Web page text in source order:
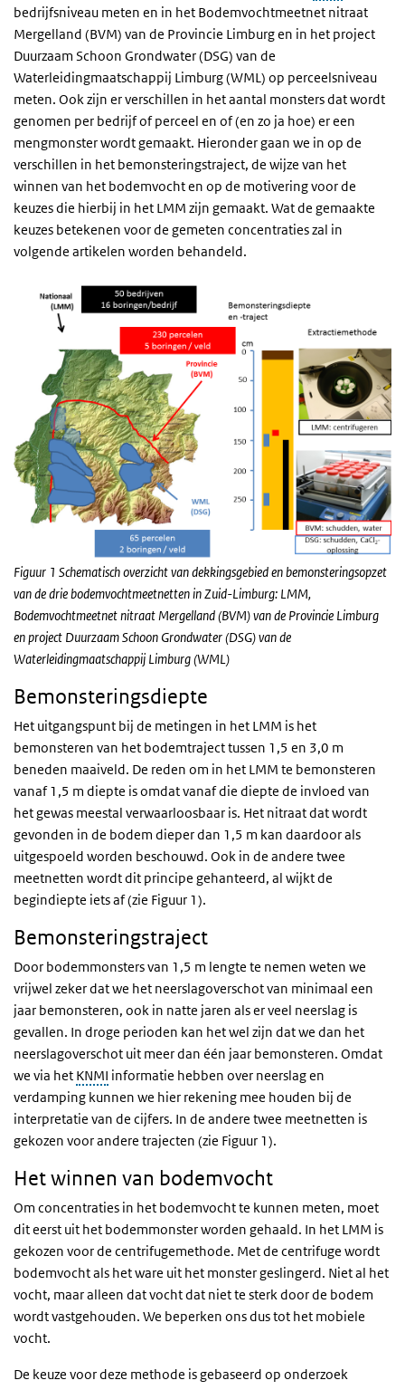
bedrijfsniveau meten en in het Bodemvochtmeetnet nitraat
Mergelland (BVM) van de Provincie Limburg en in het project
Duurzaam Schoon Grondwater (DSG) van de
Waterleidingmaatschappij Limburg (WML) op perceelsniveau
meten. Ook zijn er verschillen in het aantal monsters dat wordt
genomen per bedrijf of perceel en of (en zo ja hoe) er een
mengmonster wordt gemaakt. Hieronder gaan we in op de
verschillen in het bemonsteringstraject, de wijze van het
winnen van het bodemvocht en op de motivering voor de
keuzes die hierbij in het LMM zijn gemaakt. Wat de gemaakte
keuzes betekenen voor de gemeten concentraties zal in
volgende artikelen worden behandeld.
Figuur 1 Schematisch overzicht van dekkingsgebied en bemonsteringsopzet
van de drie bodemvochtmeetnetten in Zuid-Limburg: LMM,
Bodemvochtmeetnet nitraat Mergelland (BVM) van de Provincie Limburg
en project Duurzaam Schoon Grondwater (DSG) van de
Waterleidingmaatschappij Limburg (WML)
Bemonsteringsdiepte
Het uitgangspunt bij de metingen in het LMM is het
bemonsteren van het bodemtraject tussen 1,5 en 3,0 m
beneden maaiveld. De reden om in het LMM te bemonsteren
vanaf 1,5 m diepte is omdat vanaf die diepte de invloed van
het gewas meestal verwaarloosbaar is. Het nitraat dat wordt
gevonden in de bodem dieper dan 1,5 m kan daardoor als
uitgespoeld worden beschouwd. Ook in de andere twee
meetnetten wordt dit principe gehanteerd, al wijkt de
begindiepte iets af (zie Figuur 1).
Bemonsteringstraject
Door bodemmonsters van 1,5 m lengte te nemen weten we
vrijwel zeker dat we het neerslagoverschot van minimaal een
jaar bemonsteren, ook in natte jaren als er veel neerslag is
gevallen. In droge perioden kan het wel zijn dat we dan het
neerslagoverschot uit meer dan één jaar bemonsteren. Omdat
we via het KNMI informatie hebben over neerslag en
verdamping kunnen we hier rekening mee houden bij de
interpretatie van de cijfers. In de andere twee meetnetten is
gekozen voor andere trajecten (zie Figuur 1).
Het winnen van bodemvocht
Om concentraties in het bodemvocht te kunnen meten, moet
dit eerst uit het bodemmonster worden gehaald. In het LMM is
gekozen voor de centrifugemethode. Met de centrifuge wordt
bodemvocht als het ware uit het monster geslingerd. Niet al het
vocht, maar alleen dat vocht dat niet te sterk door de bodem
wordt vastgehouden. We beperken ons dus tot het mobiele
vocht.
De keuze voor deze methode is gebaseerd op onderzoek